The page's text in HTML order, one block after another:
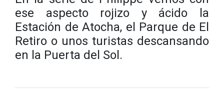
ese aspecto rojizo y ácido la
Estación de Atocha, el Parque de El
Retiro o unos turistas descansando
en la Puerta del Sol.